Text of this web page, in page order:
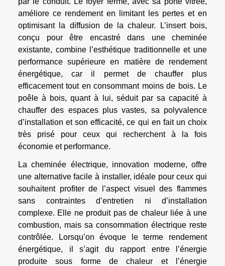
améliore ce rendement en limitant les pertes et en
optimisant la diffusion de la chaleur. L’insert bois,
conçu pour être encastré dans une cheminée
existante, combine l’esthétique traditionnelle et une
performance supérieure en matière de rendement
énergétique, car il permet de chauffer plus
efficacement tout en consommant moins de bois. Le
poêle à bois, quant à lui, séduit par sa capacité à
chauffer des espaces plus vastes, sa polyvalence
d’installation et son efficacité, ce qui en fait un choix
très prisé pour ceux qui recherchent à la fois
économie et performance.
La cheminée électrique, innovation moderne, offre
une alternative facile à installer, idéale pour ceux qui
souhaitent profiter de l’aspect visuel des flammes
sans contraintes d’entretien ni d’installation
complexe. Elle ne produit pas de chaleur liée à une
combustion, mais sa consommation électrique reste
contrôlée. Lorsqu’on évoque le terme rendement
énergétique, il s’agit du rapport entre l’énergie
produite sous forme de chaleur et l’énergie